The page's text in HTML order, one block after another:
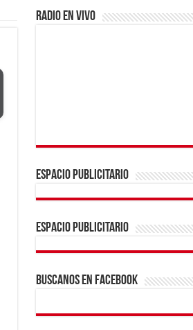
RADIO EN VIVO
ESPACIO PUBLICITARIO
ESPACIO PUBLICITARIO
BUSCANOS EN FACEBOOK